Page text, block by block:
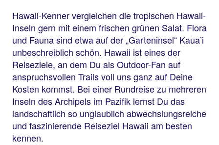
Hawaii-Kenner vergleichen die tropischen Hawaii-
Inseln gern mit einem frischen grünen Salat. Flora
und Fauna sind etwa auf der „Garteninsel“ Kaua’i
unbeschreiblich schön. Hawaii ist eines der
Reiseziele, an dem Du als Outdoor-Fan auf
anspruchsvollen Trails voll uns ganz auf Deine
Kosten kommst. Bei einer Rundreise zu mehreren
Inseln des Archipels im Pazifik lernst Du das
landschaftlich so unglaublich abwechslungsreiche
und faszinierende Reiseziel Hawaii am besten
kennen.